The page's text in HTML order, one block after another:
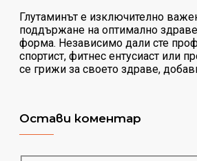
Глутаминът е изключително
поддържане на оптимално
форма. Независимо дали сте
спортист, фитнес ентусиаст или
се грижи за своето здраве,
Остави коментар